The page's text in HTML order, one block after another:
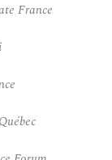
France